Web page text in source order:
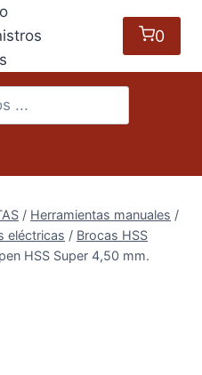
0
/ Herramientas manuales /
eléctricas / Brocas HSS
HSS Super 4,50 mm.